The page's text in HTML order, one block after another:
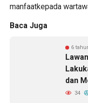
manfaatkepada
Baca Juga
6
dan
34